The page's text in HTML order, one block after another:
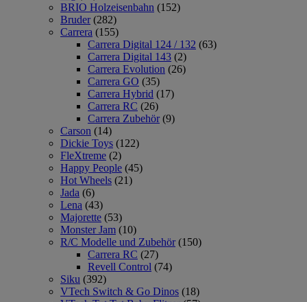
BRIO Holzeisenbahn (152)
Bruder (282)
Carrera (155)
Carrera Digital 124 / 132 (63)
Carrera Digital 143 (2)
Carrera Evolution (26)
Carrera GO (35)
Carrera Hybrid (17)
Carrera RC (26)
Carrera Zubehör (9)
Carson (14)
Dickie Toys (122)
FleXtreme (2)
Happy People (45)
Hot Wheels (21)
Jada (6)
Lena (43)
Majorette (53)
Monster Jam (10)
R/C Modelle und Zubehör (150)
Carrera RC (27)
Revell Control (74)
Siku (392)
VTech Switch & Go Dinos (18)